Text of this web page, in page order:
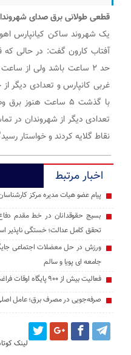
قطعی طولانی برق صدای
یک شهروند ساکن کیانپارس
آفتاب کارون گفت: در حالی که
غربی کانپارس و تعدادی دیگر
با گذشت ۵ ساعت
تعدادی دیگر از شهروندان در
نقاط گلایه کردند و خواستار
اخبار مرتبط
پیام عضو هیات مدیره مرکز
بسیج حقوقدانان در خط مقدم
تحقق کامل عدالت؛ خستگی ‌ناپذیر
ورزش در حل معضلات اجتماعی
جامعه ‌ای پویا و سالم
فعالیت بیش از ۹۰۰ پایگاه اوقات فراغت در خوزستان
صرفه‌جویی در مصرف برق؛ عامل اصلی
لینک